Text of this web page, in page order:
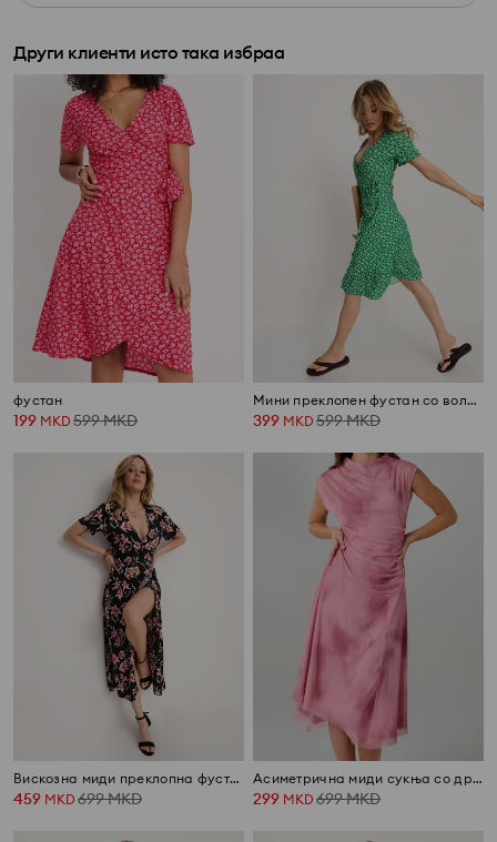
Други клиенти исто така избраа
фустан
199 MKD 599MKD
Мини преклопен фустан со волан со цветен дезен
399 MKD 599MKD
Вискозна миди преклопна фустан со цветен принт
459 MKD 699MKD
Асиметрична миди сукња со драпиран деколте и набори
299 MKD 699MKD